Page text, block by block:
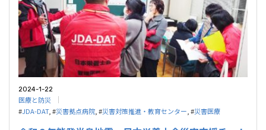
2024-1-22
医療と防災
#JDA-DAT, #災害拠点病院, #災害対策推進・教育センター, #災害医療